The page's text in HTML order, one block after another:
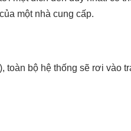
một nhà cung cấp.
bộ hệ thống sẽ rơi vào